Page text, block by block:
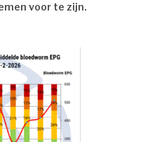
voor te zijn.